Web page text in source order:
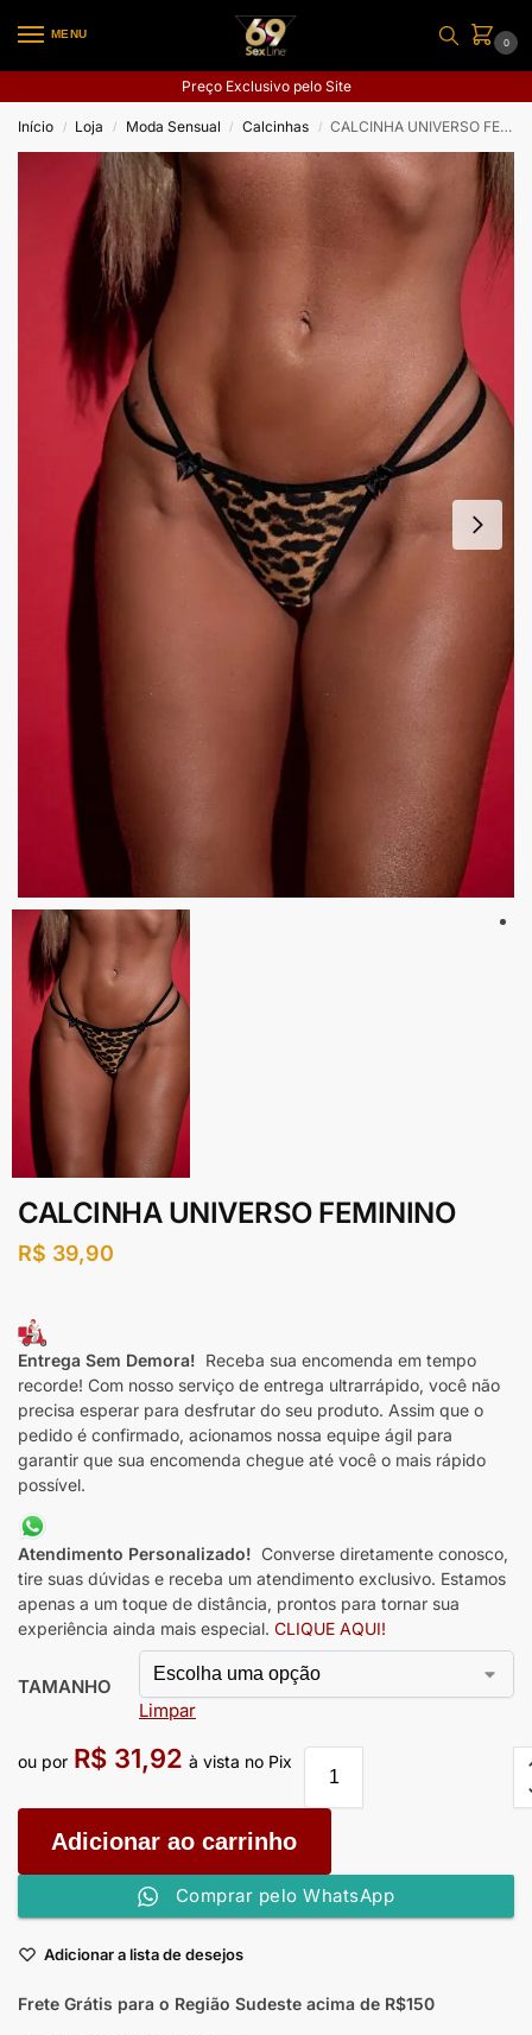
MENU
0
Preço Exclusivo pelo Site
Início / Loja / Moda Sensual / Calcinhas / CALCINHA UNIVERSO FEMININO
CALCINHA UNIVERSO FEMININO
R$ 39,90
Entrega Sem Demora! Receba sua encomenda em tempo
recorde! Com nosso serviço de entrega ultrarrápido, você não
precisa esperar para desfrutar do seu produto. Assim que o
pedido é confirmado, acionamos nossa equipe ágil para
garantir que sua encomenda chegue até você o mais rápido
possível.
Atendimento Personalizado! Converse diretamente conosco,
tire suas dúvidas e receba um atendimento exclusivo. Estamos
apenas a um toque de distância, prontos para tornar sua
experiência ainda mais especial. CLIQUE AQUI!
TAMANHO
Limpar
ou por R$ 31,92 à vista no Pix
Adicionar ao carrinho
Comprar pelo WhatsApp
Adicionar a lista de desejos
Frete Grátis para o Região Sudeste acima de R$150